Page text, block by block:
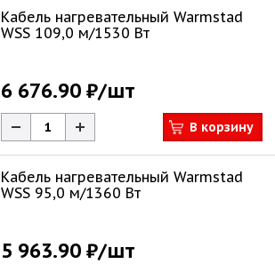
Кабель нагревательный Warmstad
WSS 109,0 м/1530 Вт
6 676.90 ₽/шт
В корзину
Кабель нагревательный Warmstad
WSS 95,0 м/1360 Вт
5 963.90 ₽/шт